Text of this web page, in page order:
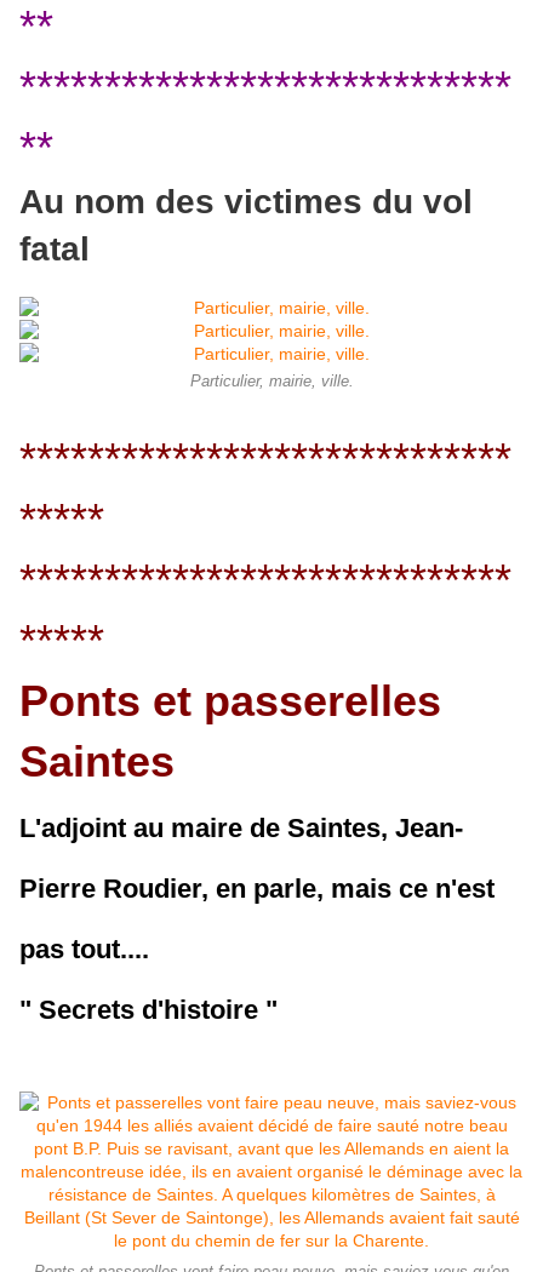
**
*****************************
**
Au nom des victimes du vol
fatal
Particulier, mairie, ville.
*****************************
*****
*****************************
*****
Ponts et passerelles
Saintes
L'adjoint au maire de Saintes, Jean-
Pierre Roudier, en parle, mais ce n'est
pas tout....
" Secrets d'histoire "